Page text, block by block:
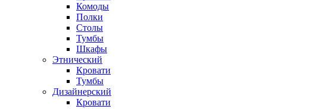
Комоды
Полки
Столы
Тумбы
Шкафы
Этнический
Кровати
Тумбы
Дизайнерский
Кровати